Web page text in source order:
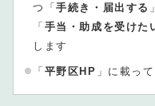
つ「手続き・届出する
「 手当・助成を受けた
します
「 平野区HP 」に載っ